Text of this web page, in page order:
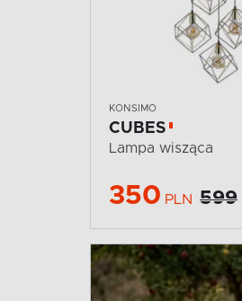
KONSIMO
CUBES
Lampa wisząca
350 PLN 599